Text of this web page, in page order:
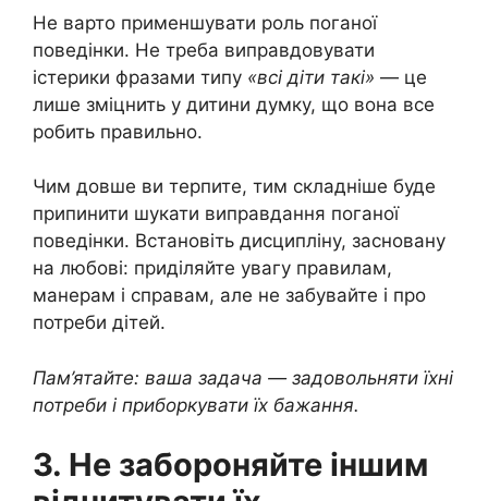
Не варто применшувати роль поганої
поведінки. Не треба виправдовувати
істерики фразами типу «всі діти такі» — це
лише зміцнить у дитини думку, що вона все
робить правильно.
Чим довше ви терпите, тим складніше буде
припинити шукати виправдання поганої
поведінки. Встановіть дисципліну, засновану
на любові: приділяйте увагу правилам,
манерам і справам, але не забувайте і про
потреби дітей.
Пам’ятайте: ваша задача — задовольняти їхні
потреби і приборкувати їх бажання.
3. Не забороняйте іншим